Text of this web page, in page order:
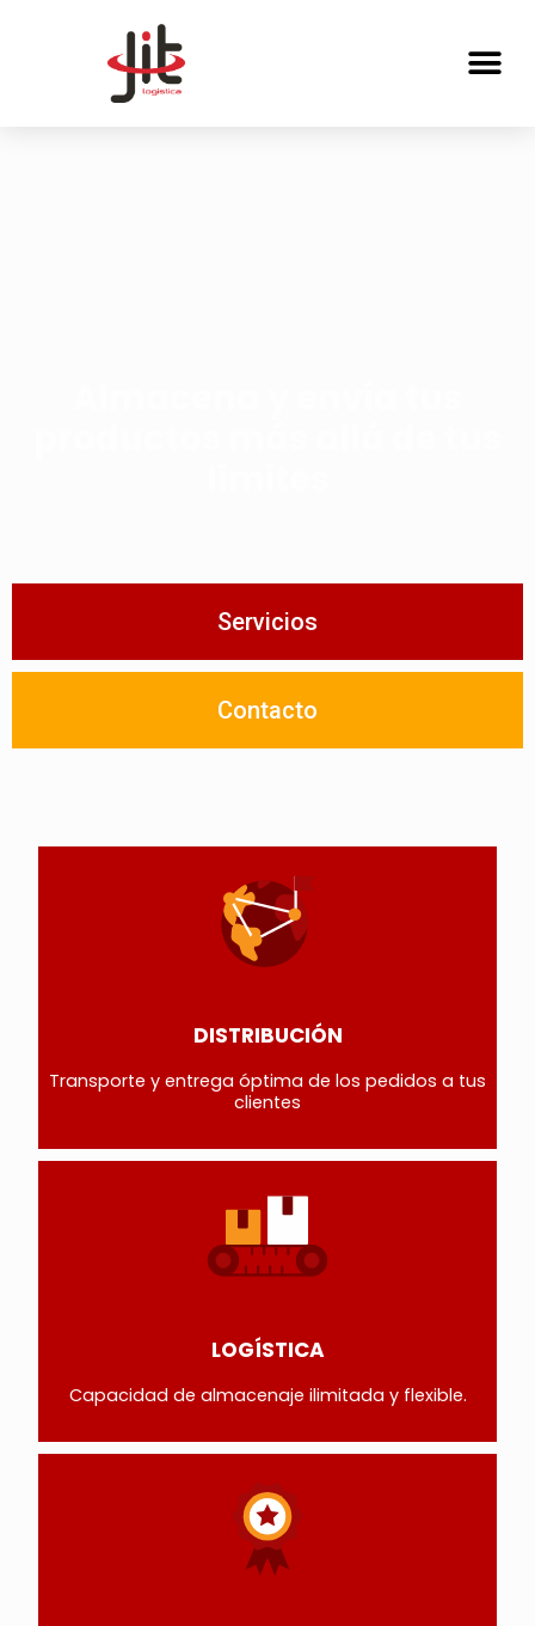
Servicios
Contacto
DISTRIBUCIÓN
Transporte y entrega óptima de los pedidos a tus
clientes
LOGÍSTICA
Capacidad de almacenaje ilimitada y flexible.